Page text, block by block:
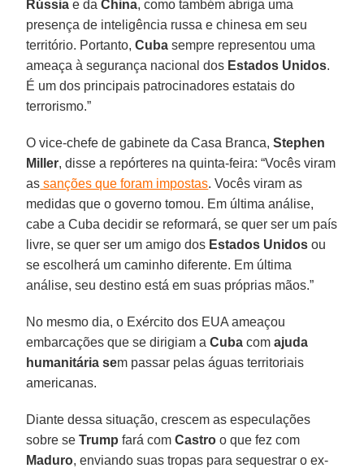
Rússia e daChina, como também abriga uma
presença de inteligência russa e chinesa em seu
território. Portanto,Cuba sempre representou uma
ameaça à segurança nacional dos Estados Unidos.
É um dos principais patrocinadores estatais do
terrorismo.”
O vice-chefe de gabinete da Casa Branca,Stephen
Miller, disse a repórteres na quinta-feira: “Vocês viram
as sanções que foram impostas. Vocês viram as
medidas que o governo tomou. Em última análise,
cabe a Cuba decidir se reformará, se quer ser um país
livre, se quer ser um amigo dos Estados Unidos ou
se escolherá um caminho diferente. Em última
análise, seu destino está em suas próprias mãos.”
No mesmo dia, o Exército dos EUA ameaçou
embarcações que se dirigiam aCuba com ajuda
humanitária sem passar pelas águas territoriais
americanas.
Diante dessa situação, crescem as especulações
sobre seTrump fará comCastro o que fez com
Maduro, enviando suas tropas para sequestrar o ex-